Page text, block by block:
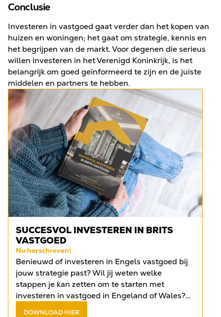
Conclusie
Investeren in vastgoed gaat verder dan het kopen van
huizen en woningen; het gaat om strategie, kennis en
het begrijpen van de markt. Voor degenen die serieus
willen investeren in het Verenigd Koninkrijk, is het
belangrijk om goed geïnformeerd te zijn en de juiste
middelen en partners te hebben.
SUCCESVOL INVESTEREN IN BRITS
VASTGOED
Nu herschreven!
Benieuwd of investeren in Engels vastgoed bij
jouw strategie past? Wil jij weten welke
stappen je kan zetten om te starten met
investeren in vastgoed in Engeland of Wales?
DOWNLOAD HIER